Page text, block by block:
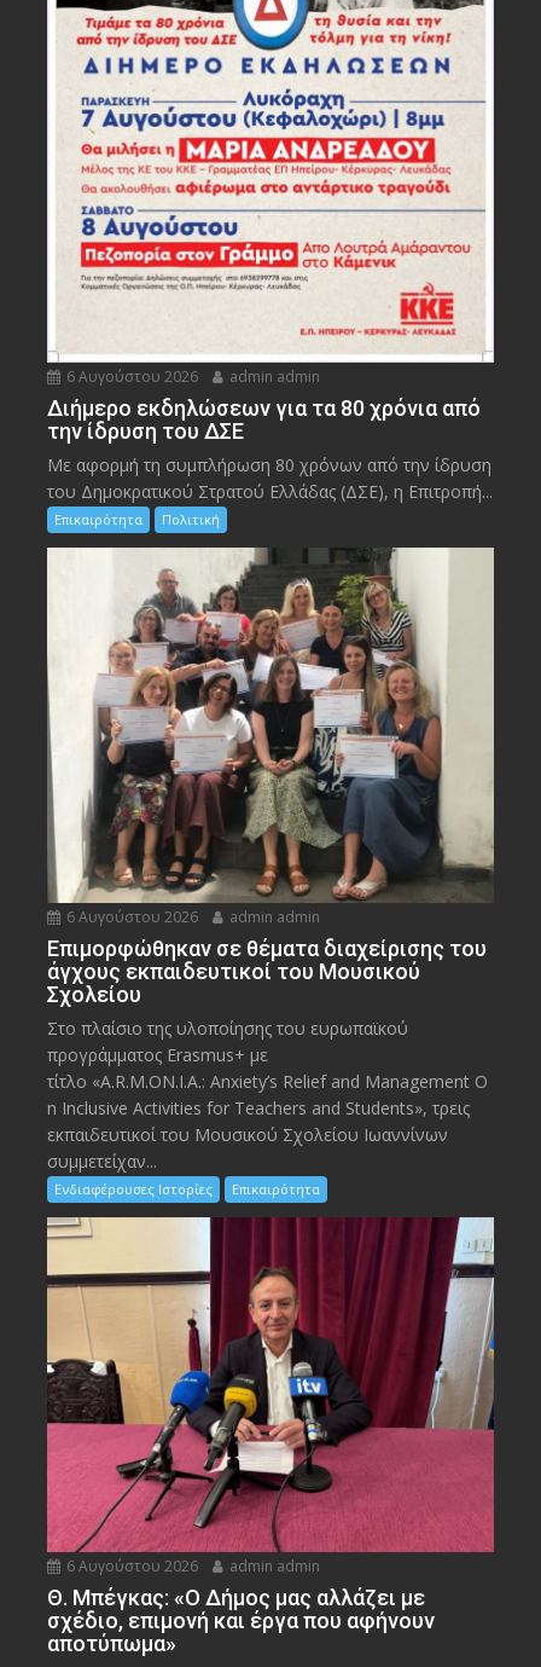
6 Αυγούστου 2026 admin admin
Διήμερο εκδηλώσεων για τα 80 χρόνια από
την ίδρυση του ΔΣΕ
Με αφορμή τη συμπλήρωση 80 χρόνων από την ίδρυση
του Δημοκρατικού Στρατού Ελλάδας (ΔΣΕ), η Επιτροπή...
Επικαιρότητα Πολιτική
6 Αυγούστου 2026 admin admin
Eπιμορφώθηκαν σε θέματα διαχείρισης του
άγχους εκπαιδευτικοί του Μουσικού
Σχολείου
Στο πλαίσιο της υλοποίησης του ευρωπαϊκού
προγράμματος Erasmus+ με
τίτλο «A.R.M.ON.I.A.: Anxiety’s Relief and Management O
n Inclusive Activities for Teachers and Students», τρεις
εκπαιδευτικοί του Μουσικού Σχολείου Ιωαννίνων
συμμετείχαν...
Ενδιαφέρουσες Ιστορίες Επικαιρότητα
6 Αυγούστου 2026 admin admin
Θ. Μπέγκας: «Ο Δήμος μας αλλάζει με
σχέδιο, επιμονή και έργα που αφήνουν
αποτύπωμα»